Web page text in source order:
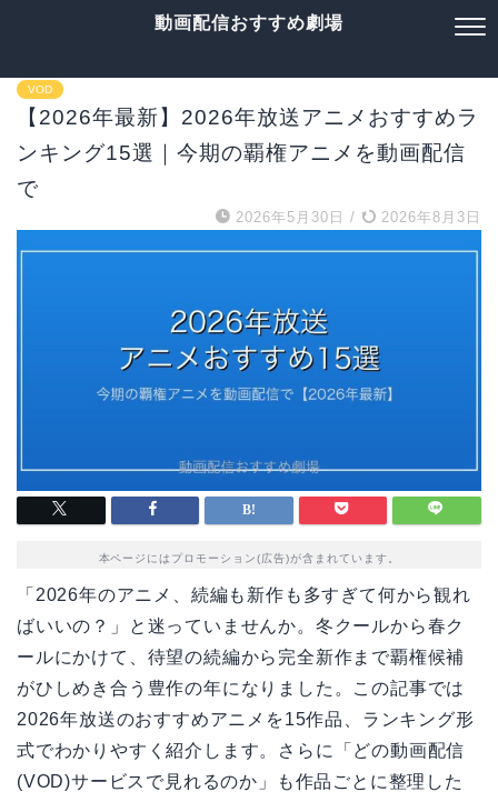
動画配信おすすめ劇場
VOD
【2026年最新】2026年放送アニメおすすめラ
ンキング15選｜今期の覇権アニメを動画配信
で
2026年5月30日 / 2026年8月3日
本ページにはプロモーション(広告)が含まれています。
「2026年のアニメ、続編も新作も多すぎて何から観れ
ばいいの？」と迷っていませんか。冬クールから春ク
ールにかけて、待望の続編から完全新作まで覇権候補
がひしめき合う豊作の年になりました。この記事では
2026年放送のおすすめアニメを15作品、ランキング形
式でわかりやすく紹介します。さらに「どの動画配信
(VOD)サービスで見れるのか」も作品ごとに整理した